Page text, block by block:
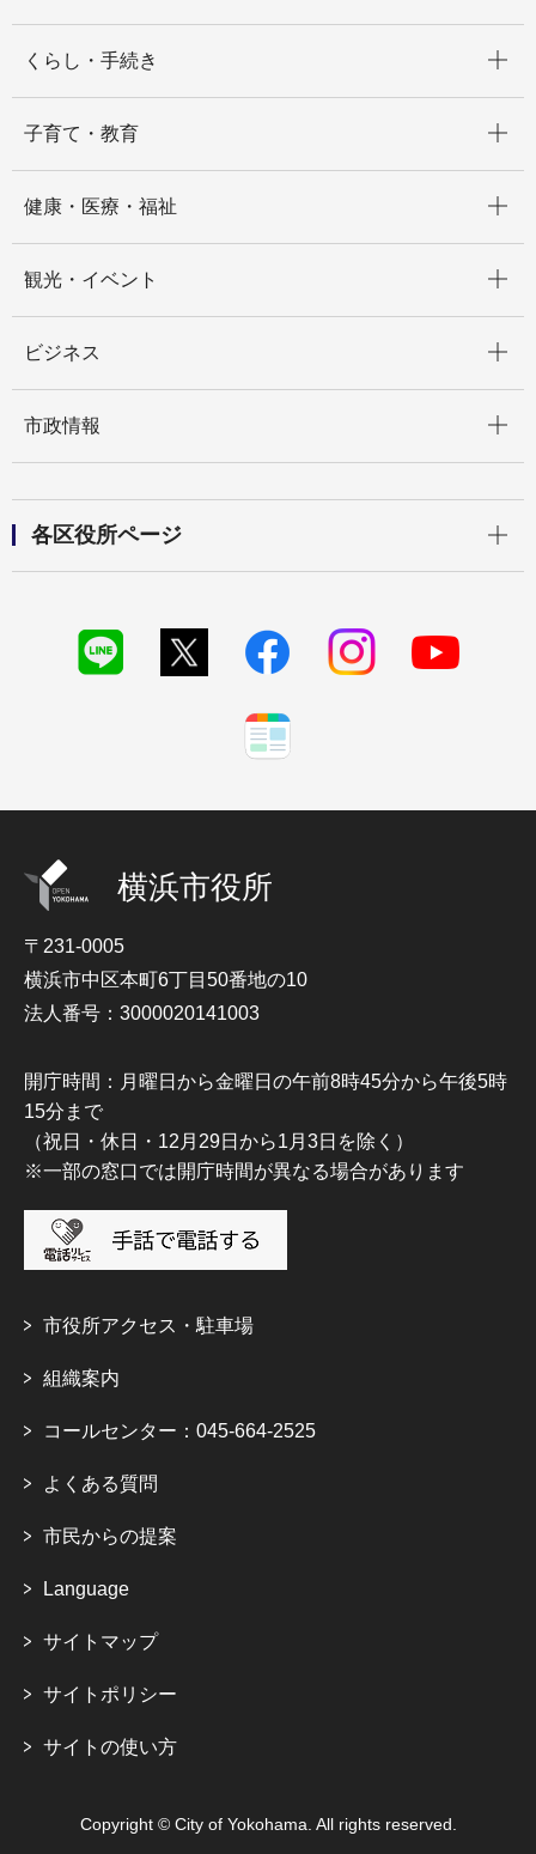
くらし・手続き
子育て・教育
健康・医療・福祉
観光・イベント
ビジネス
市政情報
各区役所ページ
横浜市役所
〒231-0005
横浜市中区本町6丁目50番地の10
法人番号：3000020141003
開庁時間：月曜日から金曜日の午前8時45分から午後5時
15分まで
（祝日・休日・12月29日から1月3日を除く）
※一部の窓口では開庁時間が異なる場合があります
市役所アクセス・駐車場
組織案内
コールセンター：045-664-2525
よくある質問
市民からの提案
Language
サイトマップ
サイトポリシー
サイトの使い方
Copyright © City of Yokohama. All rights reserved.